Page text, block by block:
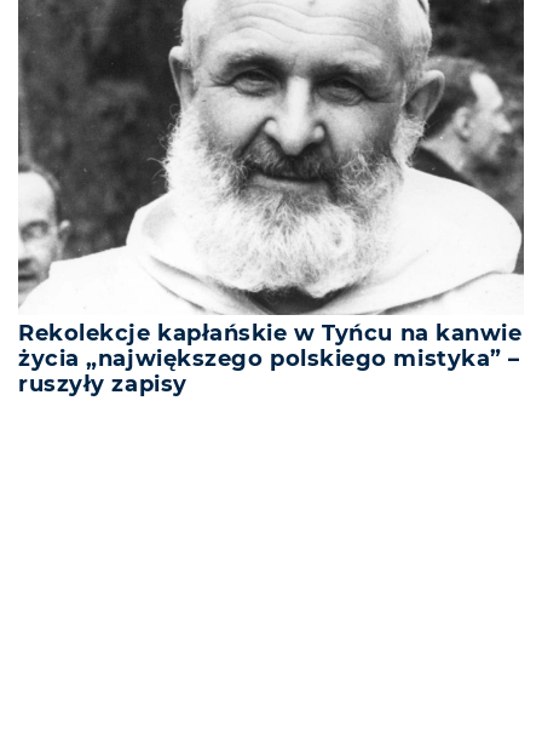
Rekolekcje kapłańskie w Tyńcu na kanwie
życia „największego polskiego mistyka” –
ruszyły zapisy